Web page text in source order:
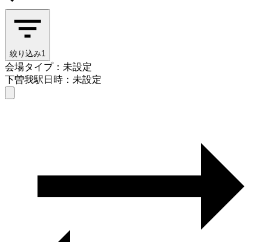
絞り込み1
会場タイプ：未設定
下曽我駅日時：未設定